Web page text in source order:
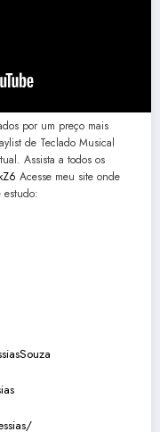
por um preço mais
de Teclado Musical
Assista a todos os
Acesse meu site onde
estudo: